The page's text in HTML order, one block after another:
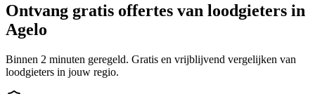
Ontvang gratis offertes van loodgieters in
Agelo
Binnen 2 minuten geregeld. Gratis en vrijblijvend vergelijken van
loodgieters in jouw regio.